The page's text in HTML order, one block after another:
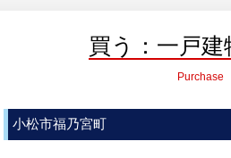
買う：一戸建
Purchase
小松市福乃宮町